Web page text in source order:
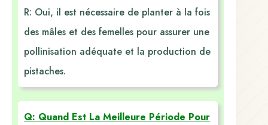
R: Oui, il est nécessaire de planter à la fois
des mâles et des femelles pour assurer une
pollinisation adéquate et la production de
pistaches.
Q: Quand Est La Meilleure Période Pour